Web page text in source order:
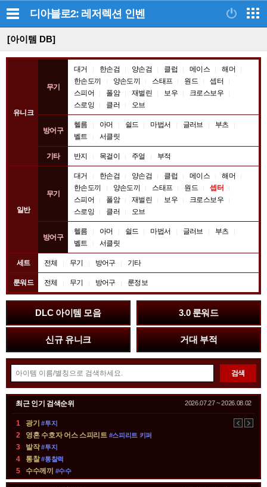
디아블로2: 레저렉션 인벤
[아이템 DB]
종
유니크
무기
대거 한손검 양손검 클럽 메이스
해머
한손도끼
양손도끼 스태프 원드
셉터
스피어
폴암 재벌린 보우
크로스보우
스로잉
클러 오브
방어구
헬름 아머 쉴드 마법서 글러브
부츠
벨트
서클릿
기타 반지 목걸이 주얼 부적
일반
무기
대거 한손검 양손검 클럽 메이스
해머
한손도끼
양손도끼 스태프 원드
셉터
스피어
폴암 재벌린 보우
크로스보우
스로잉
클러 오브
방어구
헬름 아머 쉴드 마법서 글러브
부츠
벨트
서클릿
세트 전체 무기 방어구 기타
룬워드 전체 무기 방어구 룬정보
배
DLC 아이템 모음 3.0 룬워드
신규 유니크 거대 부적
아
이
템
검색
위
최근 인기 검색순위 2026.07.27 ~ 2026.08.02
1 광기#투지
2 영혼 수호자 어스 스피리트 #스피리트 키퍼
3 발작#투지
4 통찰#통찰력
5 수수께끼 #수수
이다